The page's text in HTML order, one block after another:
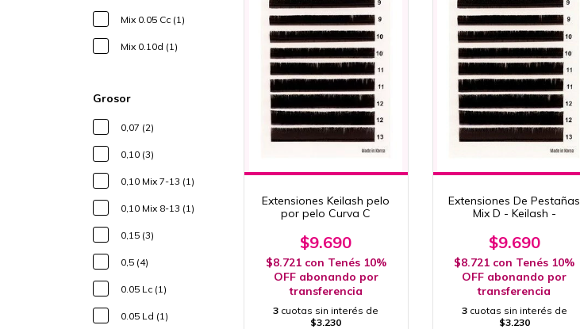
Mix 0.05 Cc (1)
Mix 0.10d (1)
Grosor
0,07 (2)
0,10 (3)
0,10 Mix 7-13 (1)
0,10 Mix 8-13 (1)
0,15 (3)
0,5 (4)
0.05 Lc (1)
0.05 Ld (1)
Extensiones Keilash pelo
por pelo Curva C
$9.690
$8.721 con Tenés 10%
OFF abonando por
transferencia
3 cuotas sin interés de
$3.230
Extensiones De Pestañas
Mix D - Keilash -
$9.690
$8.721 con Tenés 10%
OFF abonando por
transferencia
3 cuotas sin interés de
$3.230